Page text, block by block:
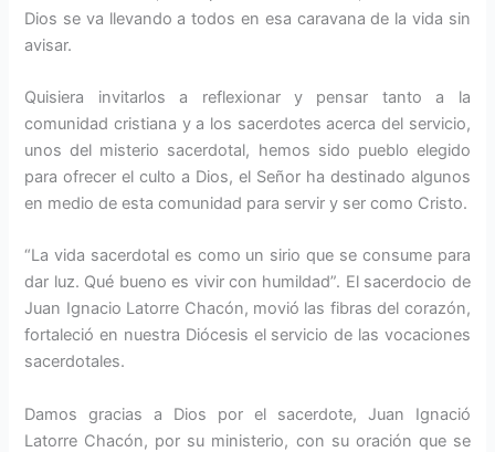
Dios se va llevando a todos en esa caravana de la vida sin
avisar.
Quisiera invitarlos a reflexionar y pensar tanto a la
comunidad cristiana y a los sacerdotes acerca del servicio,
unos del misterio sacerdotal, hemos sido pueblo elegido
para ofrecer el culto a Dios, el Señor ha destinado algunos
en medio de esta comunidad para servir y ser como Cristo.
“La vida sacerdotal es como un sirio que se consume para
dar luz. Qué bueno es vivir con humildad”. El sacerdocio de
Juan Ignacio Latorre Chacón, movió las fibras del corazón,
fortaleció en nuestra Diócesis el servicio de las vocaciones
sacerdotales.
Damos gracias a Dios por el sacerdote, Juan Ignació
Latorre Chacón, por su ministerio, con su oración que se